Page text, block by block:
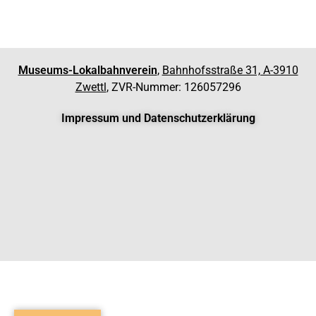
Museums-Lokalbahnverein, Bahnhofsstraße 31, A-3910
Zwettl , ZVR-Nummer: 126057296
Impressum und Datenschutzerklärung